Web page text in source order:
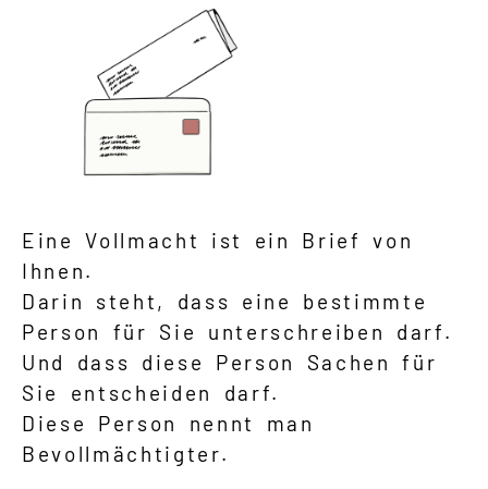
Eine Vollmacht ist ein Brief von
Ihnen.
Darin steht, dass eine bestimmte
Person für Sie unterschreiben darf.
Und dass diese Person Sachen für
Sie entscheiden darf.
Diese Person nennt man
Bevollmächtigter.